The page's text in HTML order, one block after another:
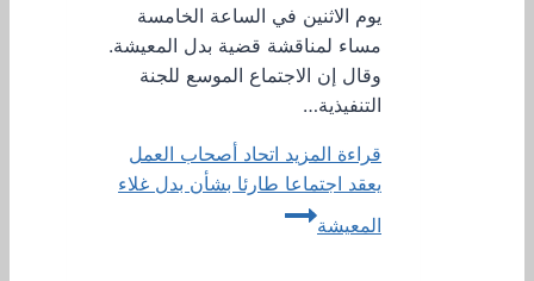
يوم الاثنين في الساعة الخامسة
مساء لمناقشة قضية بدل المعيشة.
وقال إن الاجتماع الموسع للجنة
التنفيذية…
قراءة المزيد اتحاد أصحاب العمل
يعقد اجتماعا طارئا بشأن بدل غلاء
المعيشة